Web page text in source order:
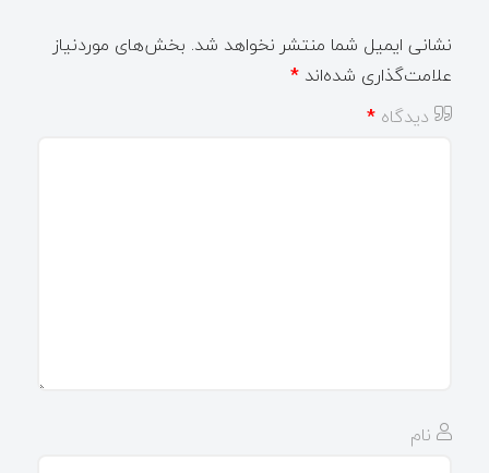
نشانی ایمیل شما منتشر نخواهد شد. بخش‌های موردنیاز
علامت‌گذاری شده‌اند *
دیدگاه *
نام